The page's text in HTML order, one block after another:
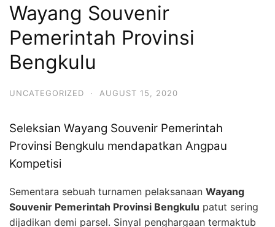
Wayang Souvenir
Pemerintah Provinsi
Bengkulu
UNCATEGORIZED · AUGUST 15, 2020
Seleksian Wayang Souvenir Pemerintah
Provinsi Bengkulu mendapatkan Angpau
Kompetisi
Sementara sebuah turnamen pelaksanaan Wayang
Souvenir Pemerintah Provinsi Bengkulu patut sering
dijadikan demi parsel. Sinyal penghargaan termaktub